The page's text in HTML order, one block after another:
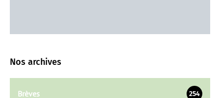
Nos archives
Brèves 254